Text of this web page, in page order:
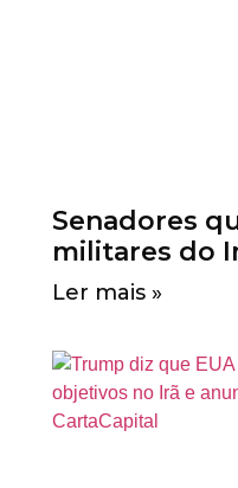
Senadores
militares do
Ler mais »